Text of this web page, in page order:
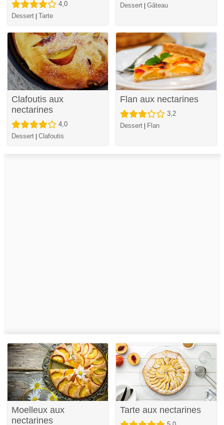
4,0
Dessert Tarte
Dessert Gâteau
Clafoutis aux
nectarines
4,0
Dessert Clafoutis
Flan aux nectarines
3,2
Dessert
Flan
Moelleux aux
nectarines
Tarte aux nectarines